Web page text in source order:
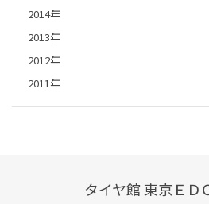
2014年
2013年
2012年
2011年
タイヤ館 東京ＥＤ